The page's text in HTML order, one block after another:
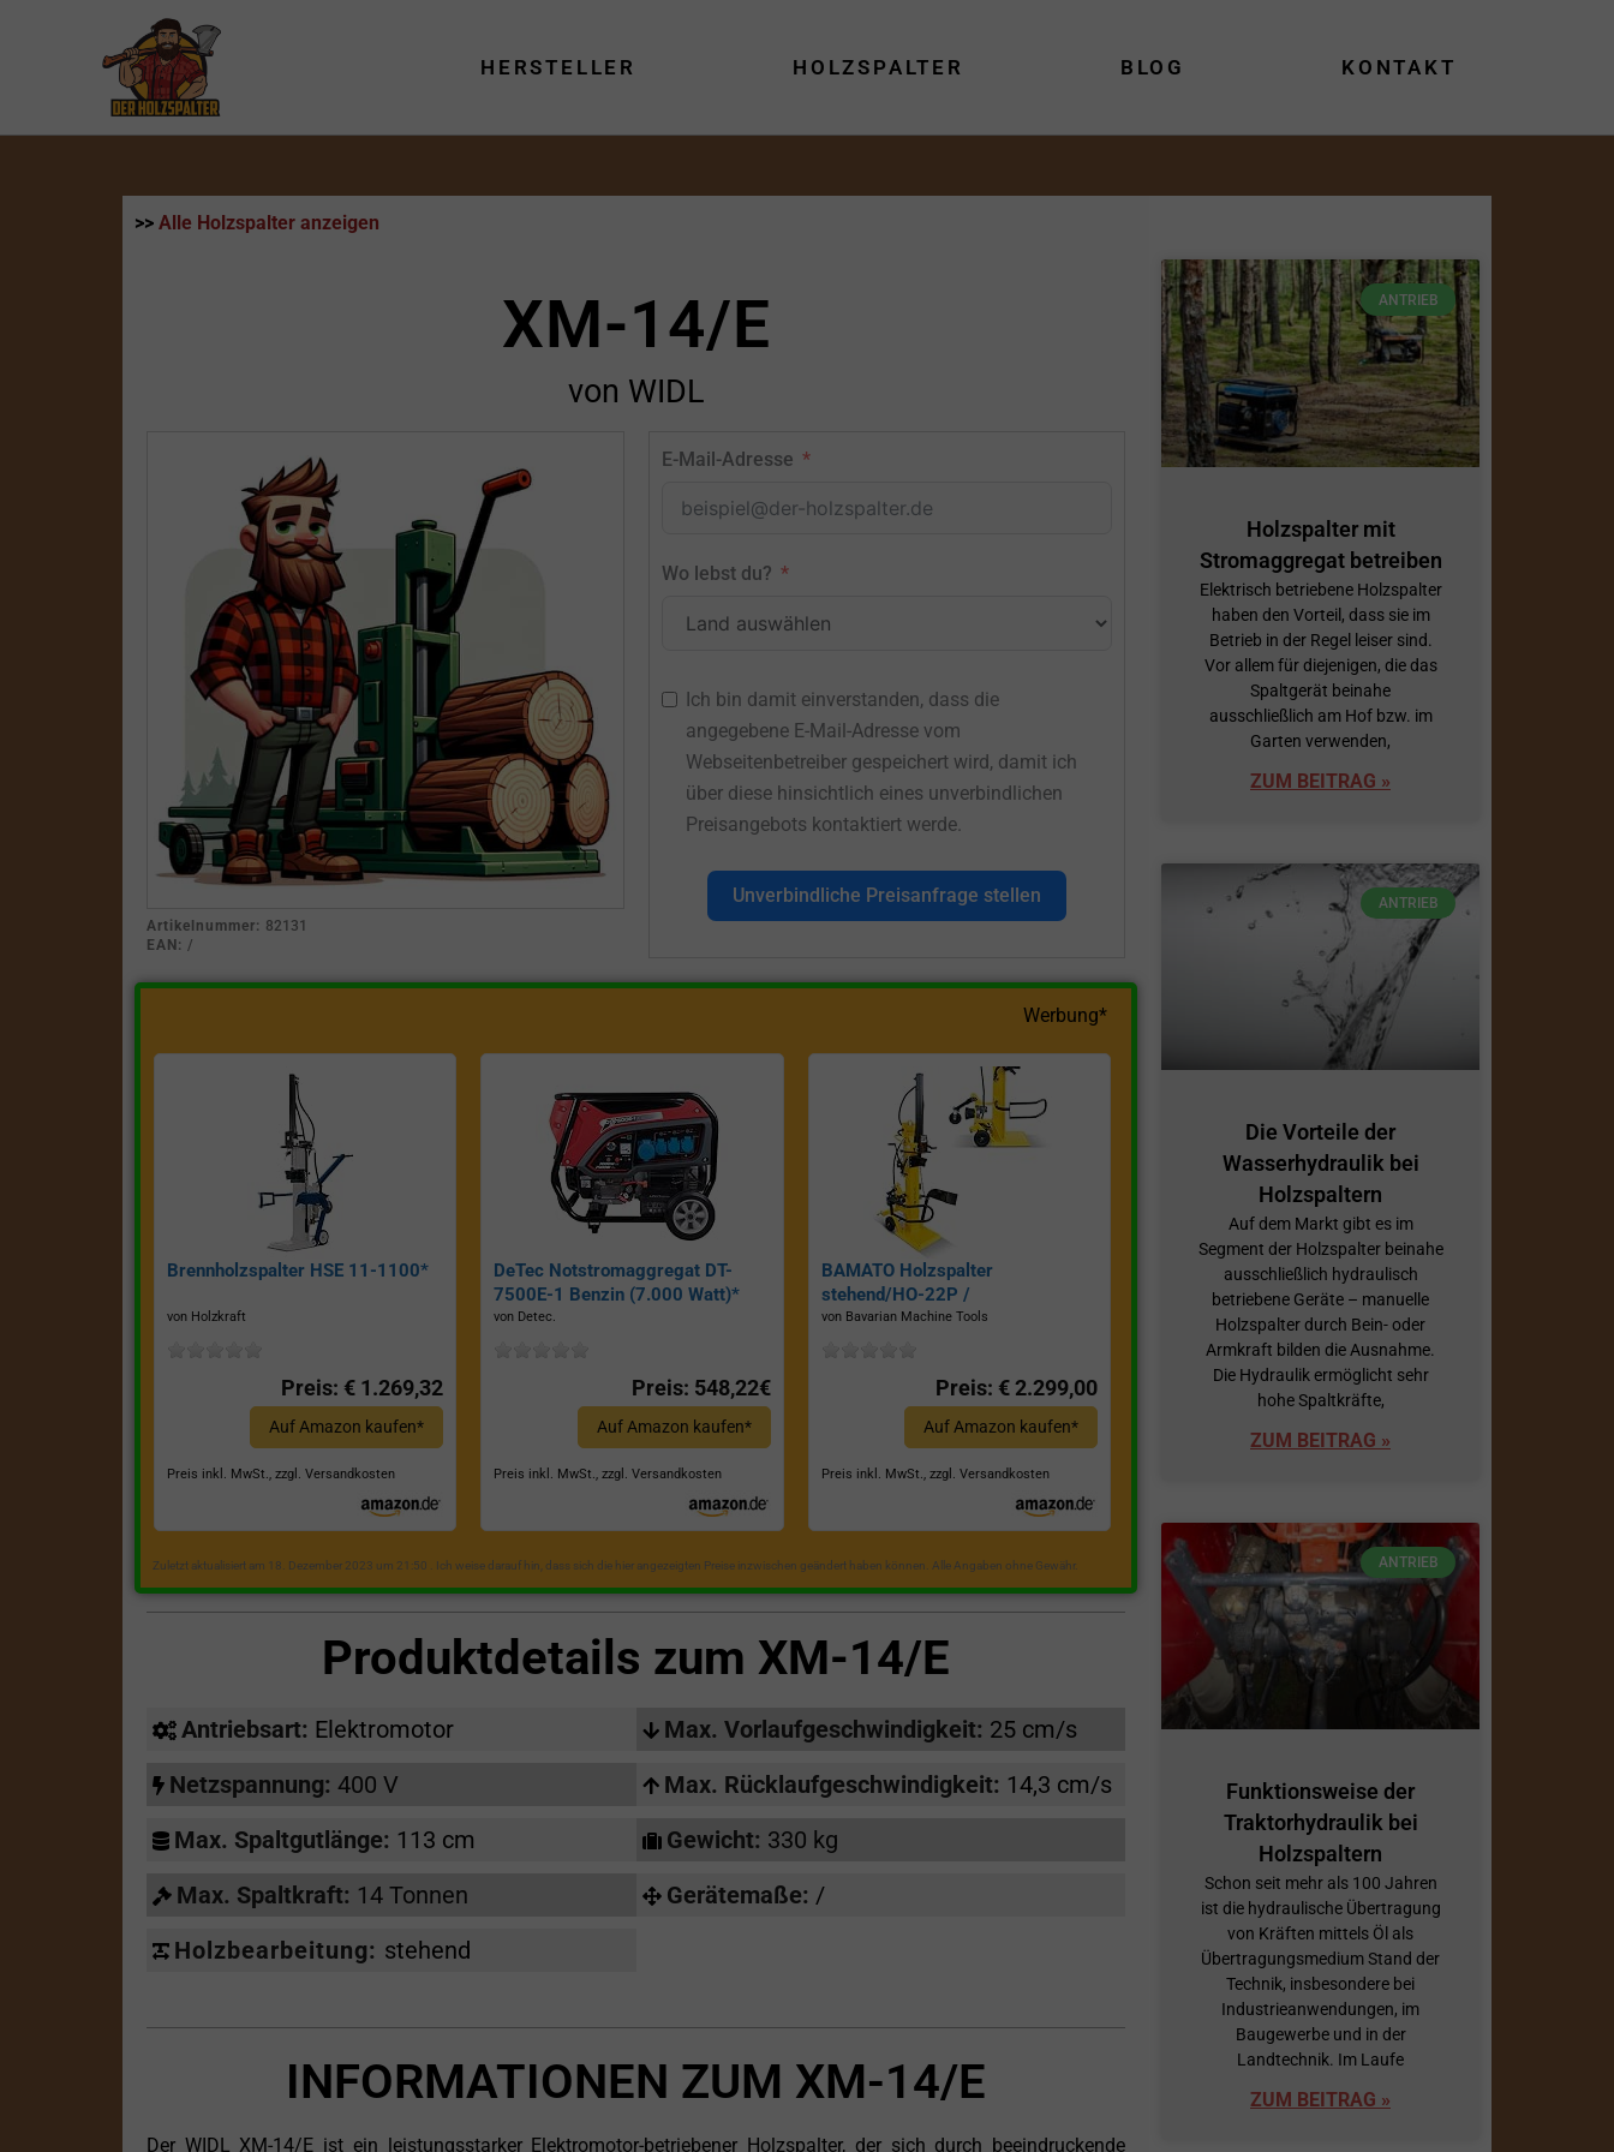
HERSTELLER HOLZSPALTER BLOG KONTAKT
>> Alle Holzspalter anzeigen
XM-14/E
von WIDL
Artikelnummer: 82131
EAN: /
E-Mail-Adresse
Wo lebst du?
Ich bin damit einverstanden, dass die
angegebene E-Mail-Adresse vom
Webseitenbetreiber gespeichert wird, damit ich
über diese hinsichtlich eines unverbindlichen
Preisangebots kontaktiert werde.
Unverbindliche Preisanfrage stellen
Werbung*
Brennholzspalter HSE 11-1100*
von Holzkraft
Preis: € 1.269,32
Auf Amazon kaufen*
Preis inkl. MwSt., zzgl. Versandkosten
DeTec Notstromaggregat DT-
7500E-1 Benzin (7.000 Watt)*
von Detec.
Preis: 548,22€
Auf Amazon kaufen*
Preis inkl. MwSt., zzgl. Versandkosten
BAMATO Holzspalter
stehend/HO-22P /
Zapfwellenantrieb, Inkl.
von Bavarian Machine Tools
Preis: € 2.299,00
Auf Amazon kaufen*
Preis inkl. MwSt., zzgl. Versandkosten
Zuletzt aktualisiert am 18. Dezember 2023 um 21:50 . Ich weise darauf hin, dass sich die hier angezeigten Preise inzwischen geändert haben können. Alle Angaben ohne Gewähr.
Produktdetails zum XM-14/E
Antriebsart: Elektromotor
Netzspannung: 400 V
Max. Spaltgutlänge: 113 cm
Max. Spaltkraft: 14 Tonnen
Holzbearbeitung: stehend
Max. Vorlaufgeschwindigkeit: 25 cm/s
Max. Rücklaufgeschwindigkeit: 14,3 cm/s
Gewicht: 330 kg
Gerätemaße: /
INFORMATIONEN ZUM XM-14/E
Der WIDL XM-14/E ist ein leistungsstarker Elektromotor-betriebener Holzspalter, der sich durch beeindruckende
ANTRIEB
Holzspalter mit
Stromaggregat betreiben
Elektrisch betriebene Holzspalter
haben den Vorteil, dass sie im
Betrieb in der Regel leiser sind.
Vor allem für diejenigen, die das
Spaltgerät beinahe
ausschließlich am Hof bzw. im
Garten verwenden,
ZUM BEITRAG »
ANTRIEB
Die Vorteile der
Wasserhydraulik bei
Holzspaltern
Auf dem Markt gibt es im
Segment der Holzspalter beinahe
ausschließlich hydraulisch
betriebene Geräte – manuelle
Holzspalter durch Bein- oder
Armkraft bilden die Ausnahme.
Die Hydraulik ermöglicht sehr
hohe Spaltkräfte,
ZUM BEITRAG »
ANTRIEB
Funktionsweise der
Traktorhydraulik bei
Holzspaltern
Schon seit mehr als 100 Jahren
ist die hydraulische Übertragung
von Kräften mittels Öl als
Übertragungsmedium Stand der
Technik, insbesondere bei
Industrieanwendungen, im
Baugewerbe und in der
Landtechnik. Im Laufe
ZUM BEITRAG »